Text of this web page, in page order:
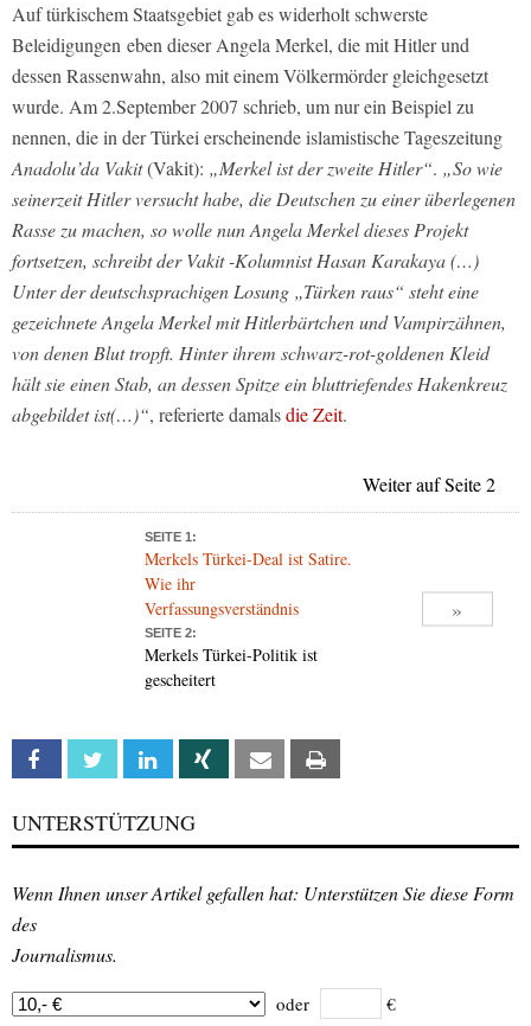
Auf türkischem Staatsgebiet gab es widerholt schwerste
Beleidigungen eben dieser Angela Merkel, die mit Hitler und
dessen Rassenwahn, also mit einem Völkermörder gleichgesetzt
wurde. Am 2.September 2007 schrieb, um nur ein Beispiel zu
nennen, die in der Türkei erscheinende islamistische Tageszeitung
Anadolu’da Vakit(Vakit): „Merkel ist der zweite Hitler“. „So wie
seinerzeit Hitler versucht habe, die Deutschen zu einer überlegenen
Rasse zu machen, so wolle nun Angela Merkel dieses Projekt
fortsetzen, schreibt der Vakit -Kolumnist Hasan Karakaya (…)
Unter der deutschsprachigen Losung „Türken raus“ steht eine
gezeichnete Angela Merkel mit Hitlerbärtchen und Vampirzähnen,
von denen Blut tropft. Hinter ihrem schwarz-rot-goldenen Kleid
hält sie einen Stab, an dessen Spitze ein bluttriefendes Hakenkreuz
abgebildet ist(…)“, referierte damalsdie Zeit.
Weiter auf Seite 2
SEITE 1:
Merkels Türkei-Deal ist Satire.
Wie ihr
Verfassungsverständnis
SEITE 2:
Merkels Türkei-Politik ist
gescheitert
»
Facebook Twitter Linkedin Xing Email
UNTERSTÜTZUNG
Wenn Ihnen unser Artikel gefallen hat: Unterstützen Sie diese Form
des
Journalismus.
oder €